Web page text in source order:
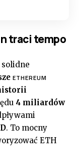
traci tempo
ETHEREUM
4 miliardów
. To mocny
ETH